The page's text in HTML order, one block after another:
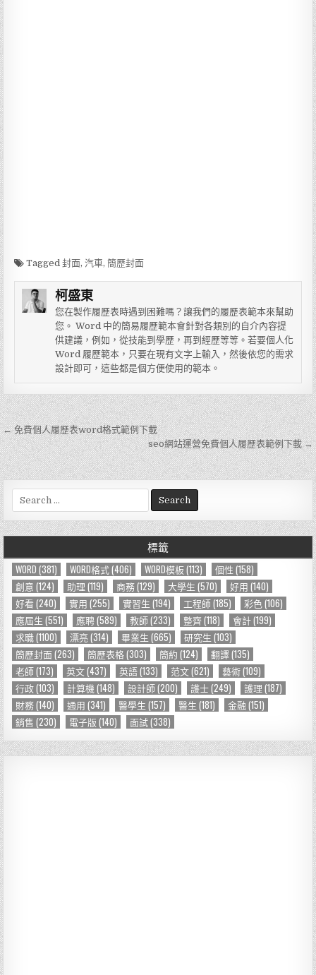
Tagged封面, 汽車,簡歷封面
柯盛東
您在製作履歷表時遇到困難嗎？讓我們的履歷表範本來幫助
您。 Word 中的簡易履歷範本會針對各類別的自介內容提
供建議，例如，從技能到學歷，再到經歷等等。若要個人化
Word 履歷範本，只要在現有文字上輸入，然後依您的需求
設計即可，這些都是個方便使用的範本。
文
章
導
覽
← 免費個人履歷表word格式範例下載
seo網站運營免費個人履歷表範例下載 →
e
a
r
h
f
o
r
標籤
WORD (381) WORD格式(406) WORD模板(113) 個性 (158)
創意 (124) 助理 (119) 商務(129) 大學生 (570) 好用 (140)
好看 (240) 實用 (255) 實習生 (194) 工程師(185) 彩色 (106)
應屆生 (551) 應聘(589) 教師(233) 整齊(118) 會計(199)
求職(1100) 漂亮 (314) 畢業生 (665) 研究生 (103)
簡歷封面(263) 簡歷表格(303) 簡約 (124) 翻譯(135)
老師(173) 英文(437) 英語(133) 范文(621) 藝術(109)
行政(103) 計算機 (148) 設計師(200) 護士(249) 護理 (187)
財務(140) 通用 (341) 醫學生 (157) 醫生 (181) 金融 (151)
銷售 (230) 電子版 (140) 面試(338)